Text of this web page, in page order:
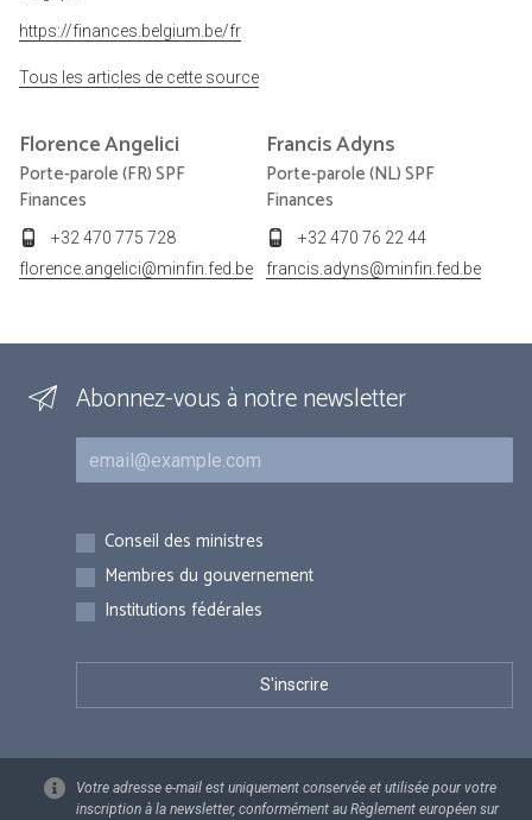
https://finances.belgium.be/fr
Tous les articles de cette source
FlorenceAngelici
Porte-parole (FR) SPF
Finances
+32 470 775 728
florence.angelici@minfin.fed.be
FrancisAdyns
Porte-parole (NL) SPF
Finances
+32 470 76 22 44
francis.adyns@minfin.fed.be
Abonnez-vous à notre newsletter
Courriel
Inscriptions
Conseil des ministres
Membres du gouvernement
Institutions fédérales
Votre adresse e-mail est uniquement conservée et utilisée pour votre
inscription à la newsletter, conformément au Règlement européen sur